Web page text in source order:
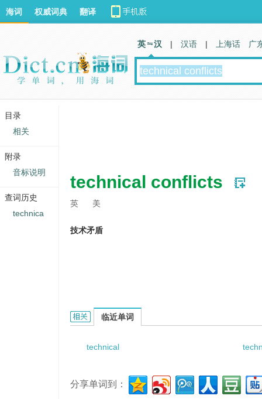
technical conflicts
英 美
技术矛盾
technical conflicts的相关资料：
临近单词
technical
分享单词到：
海词 权威词典 翻译
英 汉 | 汉语 | 上海话 广
目录
相关
附录
音标说明
查词历史
technica